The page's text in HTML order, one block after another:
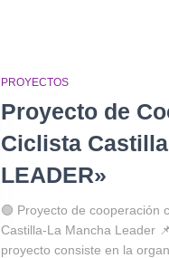
PROYECTOS
Proyecto de
Ciclista
LEADER»
🟢 Proyecto de cooperación
Castilla-La Mancha Leader
proyecto consiste en la